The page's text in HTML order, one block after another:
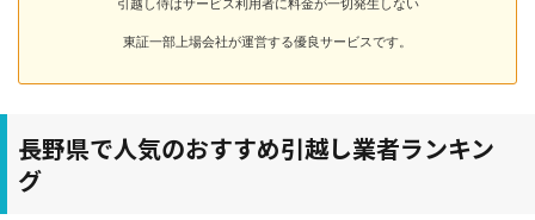
東証一部上場会社が運営する優良サービスです。
長野県で人気のおすすめ引越し業者ランキン
グ